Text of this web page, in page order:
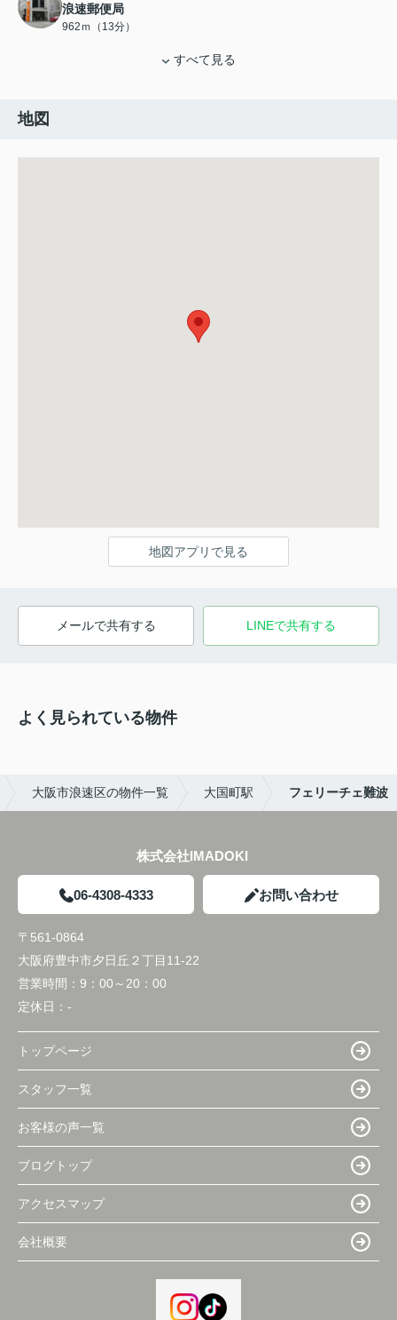
浪速郵便局
962ｍ（13分）
すべて見る
地図
地図アプリで見る
メールで共有する LINEで共有する
よく見られている物件
大阪市浪速区の物件一覧 大国町駅 フェリーチェ難波
株式会社IMADOKI
06-4308-4333 お問い合わせ
〒561-0864
大阪府豊中市夕日丘２丁目11-22
営業時間： 9：00～20：00
定休日： -
トップページ
スタッフ一覧
お客様の声一覧
ブログトップ
アクセスマップ
会社概要